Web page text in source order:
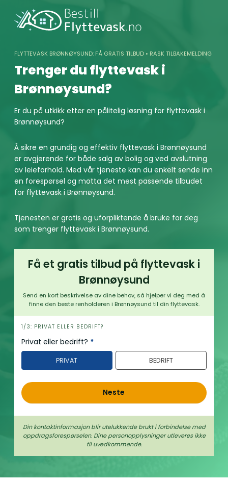
content
FLYTTEVASK BRØNNØYSUND: FÅ GRATIS TILBUD • RASK TILBAKEMELDING
Trenger du flyttevask i
Brønnøysund?
Er du på utkikk etter en pålitelig løsning for flyttevask i
Brønnøysund?
Å sikre en grundig og effektiv flyttevask i Brønnøysund
er avgjørende for både salg av bolig og ved avslutning
av leieforhold. Med vår tjeneste kan du enkelt sende inn
en forespørsel og motta det mest passende tilbudet
for flyttevask i Brønnøysund.
Tjenesten er gratis og uforpliktende å bruke for deg
som trenger flyttevask i Brønnøysund.
Få et gratis tilbud på flyttevask i
Brønnøysund
Send en kort beskrivelse av dine behov, så hjelper vi deg med å
finne den beste renholderen i Brønnøysund til din flyttevask.
h
e
r
1/3: PRIVAT ELLER BEDRIFT?
Privat eller bedrift? *
PRIVAT BEDRIFT
Neste
Din kontaktinformasjon blir utelukkende brukt i forbindelse med
oppdrags­forespørselen. Dine person­­opplysninger utleveres ikke
til uvedkommende.